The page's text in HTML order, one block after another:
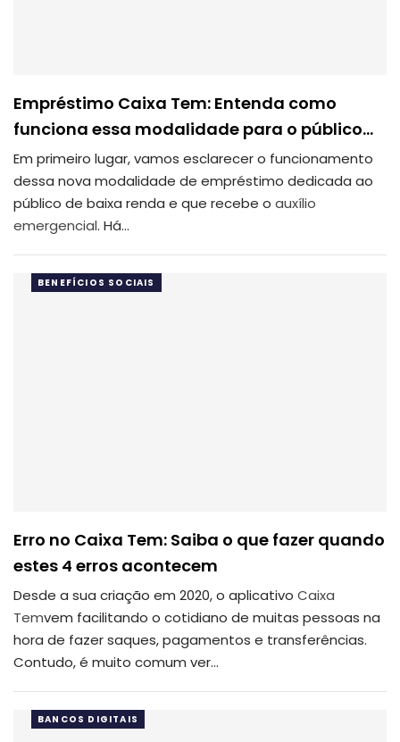
Empréstimo Caixa Tem: Entenda como
funciona essa modalidade para o público…
Em primeiro lugar, vamos esclarecer o funcionamento
dessa nova modalidade de empréstimo dedicada ao
público de baixa renda e que recebe o auxílio
emergencial. Há…
BENEFÍCIOS SOCIAIS
Erro no Caixa Tem: Saiba o que fazer quando
estes 4 erros acontecem
Desde a sua criação em 2020, o aplicativo Caixa
Temvem facilitando o cotidiano de muitas pessoas na
hora de fazer saques, pagamentos e transferências.
Contudo, é muito comum ver…
BANCOS DIGITAIS